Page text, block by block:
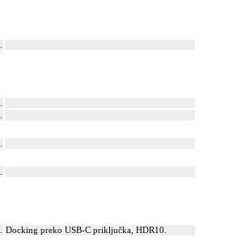
Docking preko USB-C priključka, HDR10.